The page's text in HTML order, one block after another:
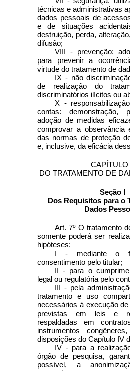
técnicas e administrativas
dados pessoais de
e de situações
destruição, perda,
difusão;
VIII - prevenção:
para prevenir a
virtude do tratamento de
IX - não
de realização do
discriminatórios ilícitos ou
X -
contas: demonstração,
adoção de medidas
comprovar a observância
das normas de proteção
e, inclusive, da eficácia
CAPÍTULO
DO TRATAMENTO DE
Seção I
Dos Requisitos para o
Dados
Art. 7º O tratamento
somente poderá ser
hipóteses:
I - mediante o
consentimento pelo titular;
II - para o
legal ou regulatória pelo
III - pela
tratamento e uso
necessários à execução
previstas em leis e
respaldadas em
instrumentos
disposições do Capítulo IV
IV - para a
órgão de pesquisa,
possível, a